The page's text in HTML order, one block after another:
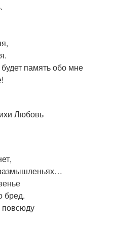
память обо мне
Любовь
бред.
повсюду